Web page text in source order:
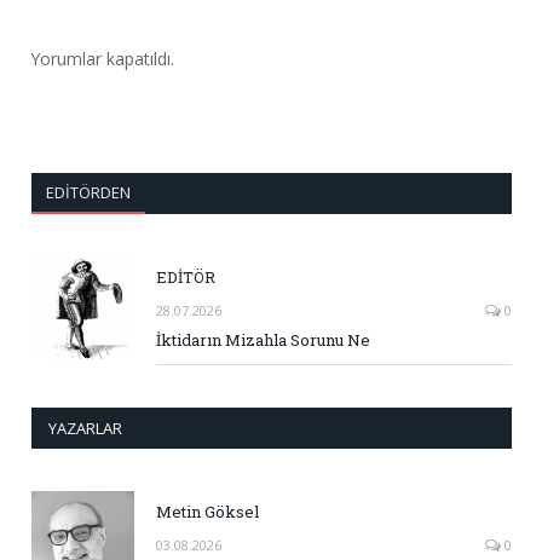
Yorumlar kapatıldı.
EDITÖRDEN
EDİTÖR
28.07.2026 0
İktidarın Mizahla Sorunu Ne
YAZARLAR
Metin Göksel
03.08.2026 0